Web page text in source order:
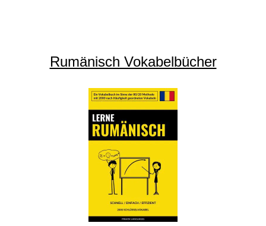
Rumänisch Vokabelbücher